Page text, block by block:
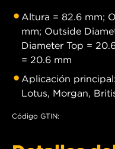
Altura = 82.6 mm;
mm; Outside
Diameter Top =
= 20.6 mm
Aplicación
Lotus, Morgan,
Código GTIN: